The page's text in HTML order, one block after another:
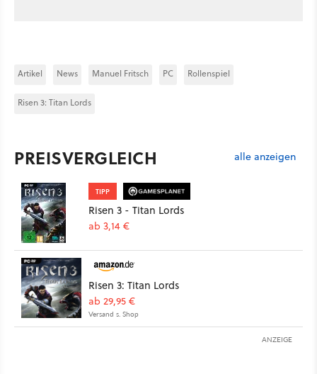
Artikel News Manuel Fritsch PC Rollenspiel
Risen 3: Titan Lords
PREISVERGLEICH alle anzeigen
TIPP
Risen 3 - Titan Lords
ab 3,14 €
Risen 3: Titan Lords
ab 29,95 €
Versand s. Shop
ANZEIGE